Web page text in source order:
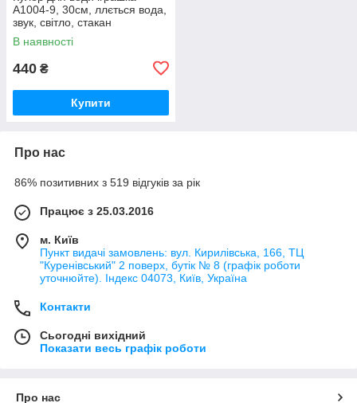
A1004-9, 30см, ллється вода,
звук, свiтло, стакан
В наявності
440 ₴
Купити
Про нас
86% позитивних з 519 відгуків за рік
Працює з 25.03.2016
м. Київ
Пункт видачі замовлень: вул. Кирилівська, 166, ТЦ
"Куренівський" 2 поверх, бутік № 8 (графік роботи
уточнюйте). Індекс 04073, Київ, Україна
Контакти
Сьогодні вихідний
Показати весь графік роботи
Про нас